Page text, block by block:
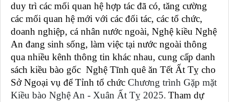
duy trì các mối quan hệ hợp tác đã có, tăng cường
các mối quan hệ mới với các đối tác, các tổ chức,
doanh nghiệp, cá nhân nước ngoài, Nghệ kiều Nghệ
An đang sinh sống, làm việc tại nước ngoài thông
qua nhiều kênh thông tin khác nhau, cung cấp danh
sách kiều bào gốc Nghệ Tĩnh quê ăn Tết Ất Tỵ cho
Sở Ngoại vụ để Tỉnh tổ chức Chương trình Gặp mặt
Kiều bào Nghệ An - Xuân Ất Tỵ 2025. Tham dự